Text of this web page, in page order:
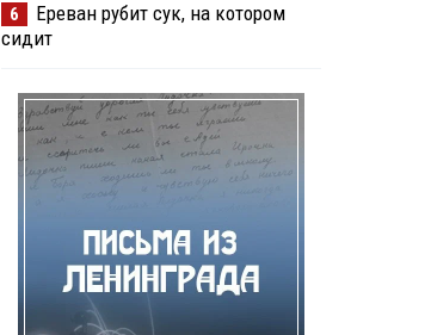
6
Ереван рубит сук, на котором
сидит